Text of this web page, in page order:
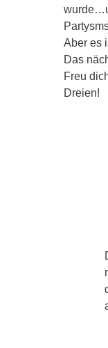
Aber es
Das
Freu
Dreien!